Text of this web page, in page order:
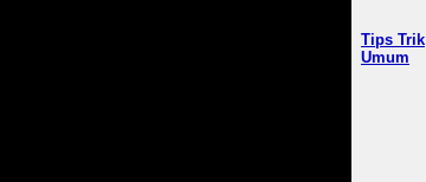
Tips Trik
Umum